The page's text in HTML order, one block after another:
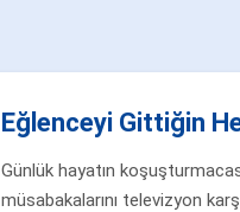
Eğlenceyi Gittiğin
Günlük hayatın
müsabakalarını televizyon